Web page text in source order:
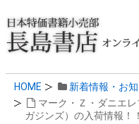
HOME
新着情報・お
マーク・Ｚ・ダニエ
ガジンズ）の入荷情報！！